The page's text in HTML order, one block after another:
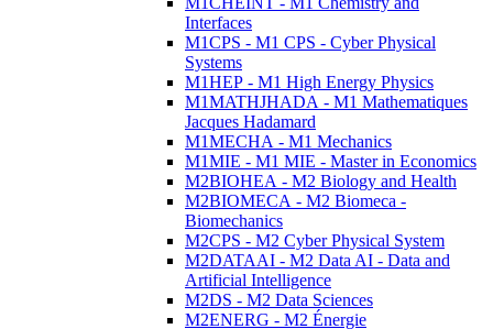
Interfaces
M1CPS - M1 CPS - Cyber Physical
Systems
M1HEP - M1 High Energy Physics
M1MATHJHADA - M1 Mathematiques
Jacques Hadamard
M1MECHA - M1 Mechanics
M1MIE - M1 MIE - Master in Economics
M2BIOHEA - M2 Biology and Health
M2BIOMECA - M2 Biomeca -
Biomechanics
M2CPS - M2 Cyber Physical System
M2DATAAI - M2 Data AI - Data and
Artificial Intelligence
M2DS - M2 Data Sciences
M2ENERG - M2 Énergie